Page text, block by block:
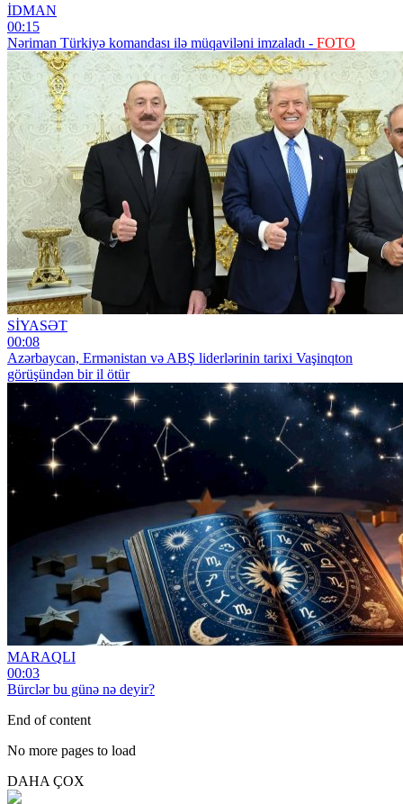
İDMAN
00:15
Nəriman Türkiyə komandası ilə müqaviləni imzaladı - FOTO
SİYASƏT
00:08
Azərbaycan, Ermənistan və ABŞ liderlərinin tarixi Vaşinqton
görüşündən bir il ötür
MARAQLI
00:03
Bürclər bu günə nə deyir?
End of content
No more pages to load
DAHA ÇOX